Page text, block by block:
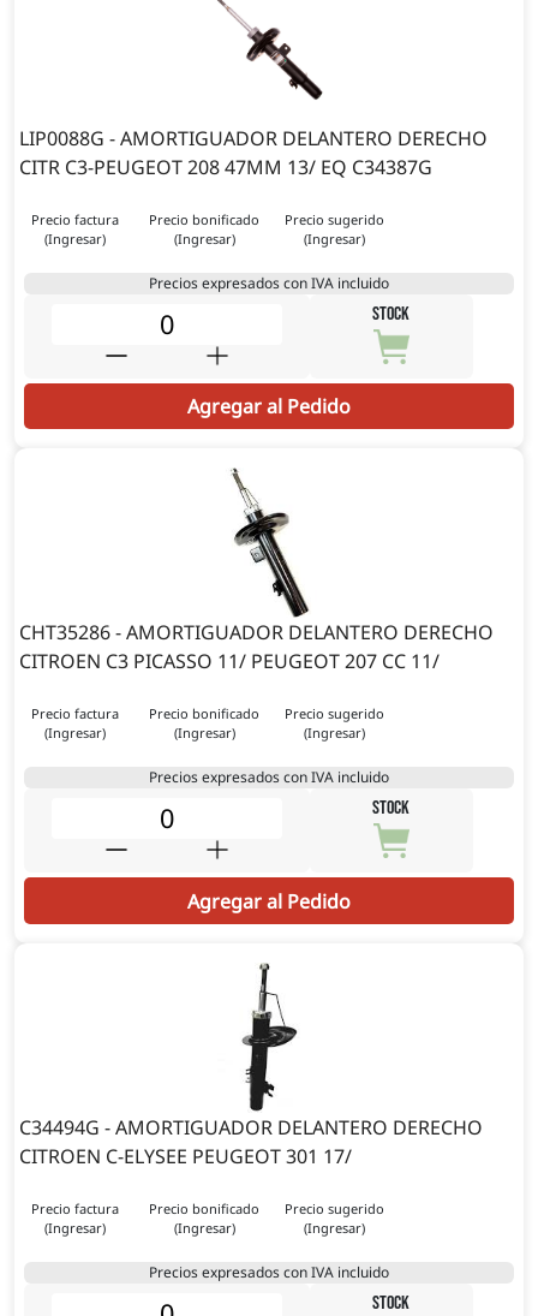
LIP0088G - AMORTIGUADOR DELANTERO DERECHO
CITR C3-PEUGEOT 208 47MM 13/ EQ C34387G
Precio factura
(Ingresar)
Precio bonificado
(Ingresar)
Precio sugerido
(Ingresar)
Precios expresados con IVA incluido
STOCK
Agregar al Pedido
CHT35286 - AMORTIGUADOR DELANTERO DERECHO
CITROEN C3 PICASSO 11/ PEUGEOT 207 CC 11/
Precio factura
(Ingresar)
Precio bonificado
(Ingresar)
Precio sugerido
(Ingresar)
Precios expresados con IVA incluido
STOCK
Agregar al Pedido
C34494G - AMORTIGUADOR DELANTERO DERECHO
CITROEN C-ELYSEE PEUGEOT 301 17/
Precio factura
(Ingresar)
Precio bonificado
(Ingresar)
Precio sugerido
(Ingresar)
Precios expresados con IVA incluido
STOCK